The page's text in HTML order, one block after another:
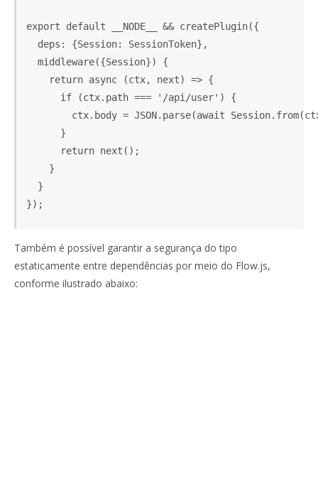
export default __NODE__ && createPlugin({
  deps: {Session: SessionToken},
  middleware({Session}) {
    return async (ctx, next) => {
      if (ctx.path === '/api/user') {
ctx.body = JSON.parse(await
      }
      return next();
    }
  }
});
Também é possível garantir a segurança do tipo
estaticamente entre dependências por meio do Flow.js,
conforme ilustrado abaixo: